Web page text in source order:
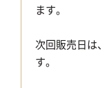
ます。
次回販売日は、
す。